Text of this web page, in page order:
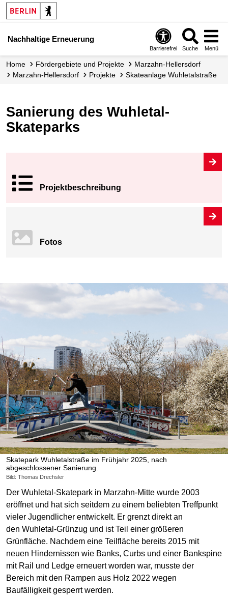
Nachhaltige Erneuerung
Barrierefrei Suche Menü
Home Fördergebiete und Projekte
Marzahn-Hellersdorf
Marzahn-Hellersdorf
Projekte Skateanlage Wuhletalstraße
Sanierung des Wuhletal-
Skateparks
Projekt­beschreibung
Fotos
Skatepark Wuhletalstraße im Frühjahr 2025, nach
abgeschlossener Sanierung.
Bild: Thomas Drechsler
Der Wuhletal-Skatepark in Marzahn-Mitte wurde 2003
eröffnet und hat sich seitdem zu einem beliebten Treffpunkt
vieler Jugendlicher entwickelt. Er grenzt direkt an
den Wuhletal-Grünzug und ist Teil einer größeren
Grünfläche. Nachdem eine Teilfläche bereits 2015 mit
neuen Hindernissen wie Banks, Curbs und einer Bankspine
mit Rail und Ledge erneuert worden war, musste der
Bereich mit den Rampen aus Holz 2022 wegen
Baufälligkeit gesperrt werden.